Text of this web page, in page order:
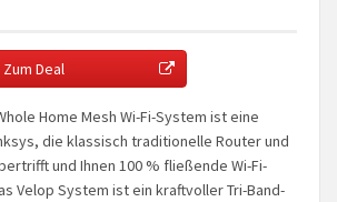
Zum Deal
Home Mesh Wi-Fi-System ist eine
die klassisch traditionelle Router und
und Ihnen 100 % fließende Wi-Fi-
Velop System ist ein kraftvoller Tri-Band-